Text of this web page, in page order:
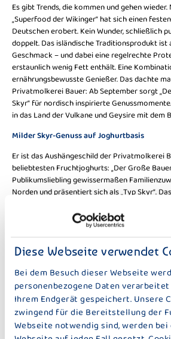
Diese Webseite verwendet
Bei dem Besuch dieser Webseite
personenbezogene Daten
Ihrem Endgerät gespeichert. Unsere
zwingend für die Bereitstellung der
Webseite notwendig sind, werden
Es gibt Trends, die kommen und gehen
„Superfood der Wikinger“ hat sich einen
Deutschen erobert. Kein Wunder, schließlich
doppelt. Das isländische Traditionsprodukt ist
Geschmack – und dabei eine regelrechte
erstaunlich wenig Fett enthält. Eine
ernährungsbewusste Genießer. Das dachte
Privatmolkerei Bauer: Ab September sorgt
Skyr“ für nordisch inspirierte
in das Land der Vulkane und Geysire mit dem
Milder Skyr-Genuss auf Joghurtbasis
Er ist das Aushängeschild der Privatmolkerei
beliebtesten Fruchtjoghurts: „Der Große
Publikumsliebling gewissermaßen
Norden und präsentiert sich als „Typ Skyr“.
oder Quark die Grundlage bilden, basiert der
Das macht ihn besonders mild und cremig.
Nährwertbilanz bestellt. Mit einem
Becher und nur 0,1 Prozent Fett im Milchanteil
Ernährung legen. Außerdem kommt der mit
dank seiner raffinierten Rezeptur mit weniger
pro 100 Gramm aus.
Zwei Schichten für den doppelten Genuss